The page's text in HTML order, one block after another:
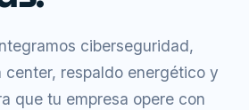
ciberseguridad,
respaldo energético y
que tu empresa opere con